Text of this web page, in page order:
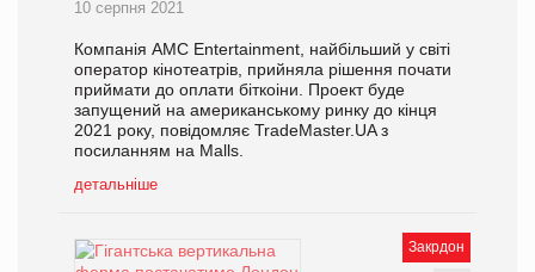
10 серпня 2021
Компанія AMC Entertainment, найбільший у світі
оператор кінотеатрів, прийняла рішення почати
приймати до оплати біткоіни. Проект буде
запущений на американському ринку до кінця
2021 року, повідомляє TradeMaster.UA з
посиланням на Malls.
детальніше
Закрдон